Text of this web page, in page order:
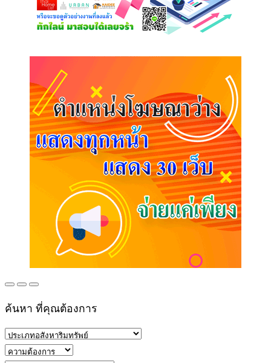
ค้นหา ที่คุณต้องการ